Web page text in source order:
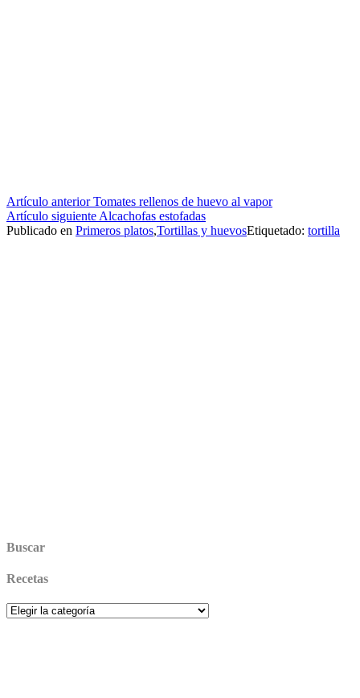
Seguir
leyendo
Artículo anteriorTomates rellenos de huevo al vapor
Artículo siguiente Alcachofas estofadas
Publicado en Primeros platos,Tortillas y huevosEtiquetado: tortilla
Buscar
Recetas
Recetas